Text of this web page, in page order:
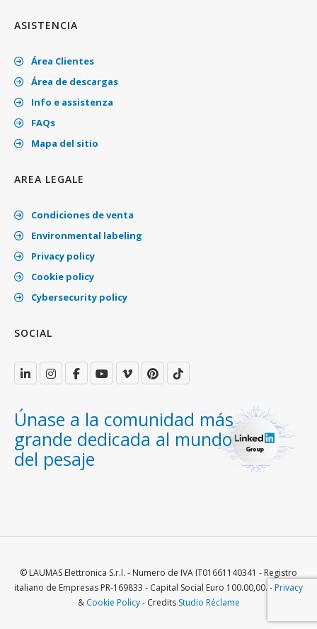
ASISTENCIA
Área Clientes
Área de descargas
Info e assistenza
FAQs
Mapa del sitio
AREA LEGALE
Condiciones de venta
Environmental labeling
Privacy policy
Cookie policy
Cybersecurity policy
SOCIAL
Únase a la comunidad más
grande dedicada al mundo
del pesaje
© LAUMAS Elettronica S.r.l. - Numero de IVA IT01661140341 - Registro
italiano de Empresas PR-169833 - Capital Social Euro 100.00,00. -Privacy
& Cookie Policy- Credits Studio Réclame